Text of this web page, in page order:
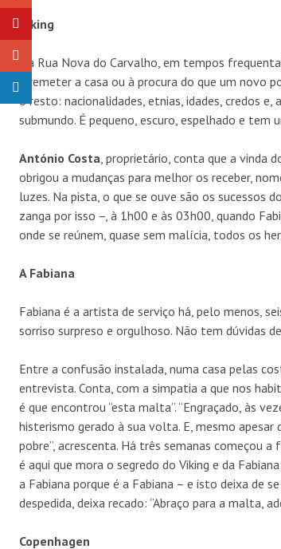
Viking
Na Rua Nova do Carvalho, em tempos
a remeter a casa ou à procura do que um
o resto: nacionalidades, etnias, idades, credos
submundo. É pequeno, escuro, espelhado e
António Costa , proprietário, conta que a vinda
obrigou a mudanças para melhor os receber,
luzes. Na pista, o que se ouve são os sucessos
zanga por isso –, à 1h00 e às 03h00, quando
onde se reúnem, quase sem malícia, todos os
A Fabiana
Fabiana é a artista de serviço há, pelo menos,
sorriso surpreso e orgulhoso. Não tem dúvidas
Entre a confusão instalada, numa casa pelas
entrevista. Conta, com a simpatia a que nos
é que encontrou “esta malta”. “Engraçado, às
histerismo gerado à sua volta. E, mesmo
pobre”, acrescenta. Há três semanas começou
é aqui que mora o segredo do Viking e da
a Fabiana porque é a Fabiana – e isto deixa de
despedida, deixa recado: “Abraço para a malta,
Copenhagen